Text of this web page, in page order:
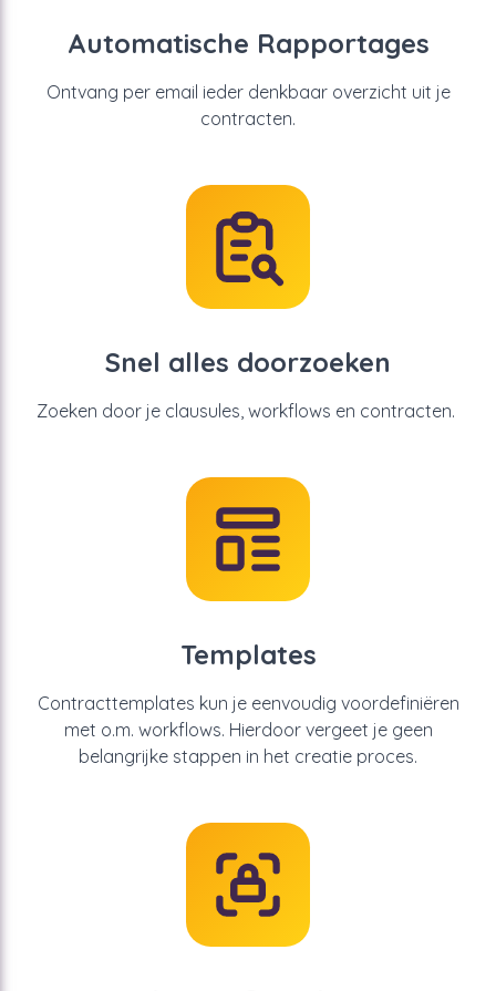
Automatische Rapportages
Ontvang per email ieder denkbaar overzicht uit je
contracten.
Snel alles doorzoeken
Zoeken door je clausules, workflows en contracten.
Templates
Contracttemplates kun je eenvoudig voordefiniëren
met o.m. workflows. Hierdoor vergeet je geen
belangrijke stappen in het creatie proces.